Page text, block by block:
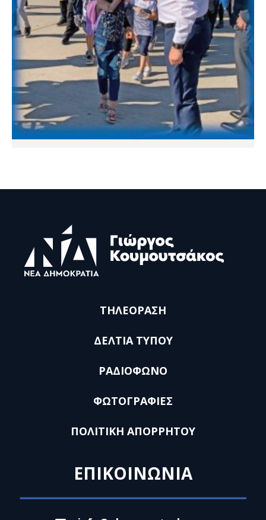
ΤΗΛΕΟΡΑΣΗ
ΔΕΛΤΙΑ ΤΥΠΟΥ
ΡΑΔΙΟΦΩΝΟ
ΦΩΤΟΓΡΑΦΙΕΣ
ΠΟΛΙΤΙΚΗ ΑΠΟΡΡΗΤΟΥ
ΕΠΙΚΟΙΝΩΝΙΑ